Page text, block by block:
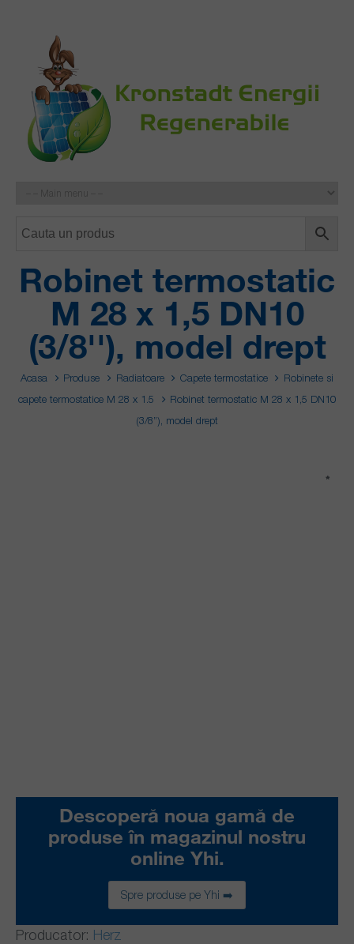
Robinet termostatic
M 28 x 1,5 DN10
(3/8''), model drept
Acasa Produse Radiatoare Capete termostatice
Robinete si
capete termostatice M 28 x 1.5
Robinet termostatic M 28 x 1,5 DN10
(3/8”), model drept
Descoperă noua gamă de
produse în magazinul nostru
online Yhi.
Spre produse pe Yhi ➡️
Producator: Herz
*
*